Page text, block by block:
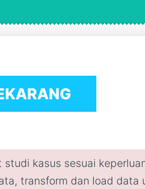
kasus sesuai
transform dan load data